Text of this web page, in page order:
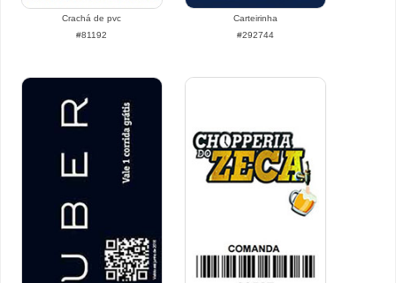
Crachá de pvc
#81192
Carteirinha
#292744